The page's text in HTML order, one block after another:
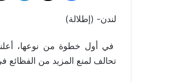
لندن- (إطلالة)
في أول خطوة من نوعها، أعلنت
تحالف لمنع المزيد من الفظائع